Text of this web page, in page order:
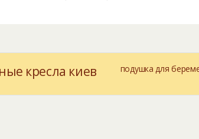
кресла киев подушка для